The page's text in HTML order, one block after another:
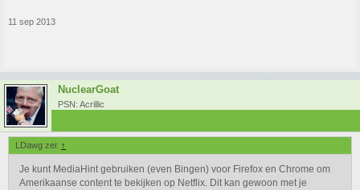
11 sep 2013
NuclearGoat
PSN: Acrillic
LDawg zei: ↑
Je kunt MediaHint gebruiken (even Bingen) voor Firefox en Chrome om
Amerikaanse content te bekijken op Netflix. Dit kan gewoon met je